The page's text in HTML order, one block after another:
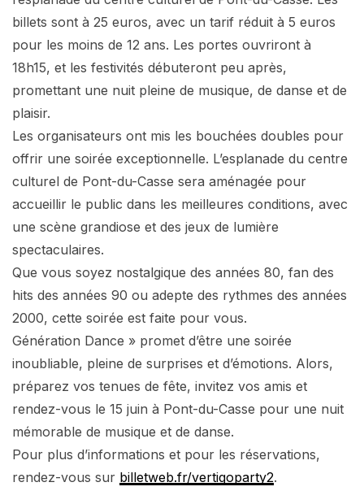
billets sont à 25 euros, avec un tarif réduit à 5 euros
pour les moins de 12 ans. Les portes ouvriront à
18h15, et les festivités débuteront peu après,
promettant une nuit pleine de musique, de danse et de
plaisir.
Les organisateurs ont mis les bouchées doubles pour
offrir une soirée exceptionnelle. L’esplanade du centre
culturel de Pont-du-Casse sera aménagée pour
accueillir le public dans les meilleures conditions, avec
une scène grandiose et des jeux de lumière
spectaculaires.
Que vous soyez nostalgique des années 80, fan des
hits des années 90 ou adepte des rythmes des années
2000, cette soirée est faite pour vous.
Génération Dance » promet d’être une soirée
inoubliable, pleine de surprises et d’émotions. Alors,
préparez vos tenues de fête, invitez vos amis et
rendez-vous le 15 juin à Pont-du-Casse pour une nuit
mémorable de musique et de danse.
Pour plus d’informations et pour les réservations,
rendez-vous sur billetweb.fr/vertigoparty2.